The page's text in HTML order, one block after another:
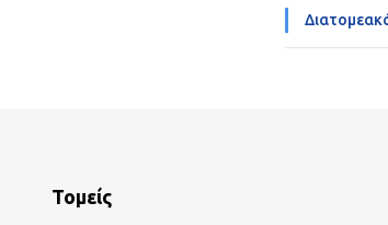
Τομείς